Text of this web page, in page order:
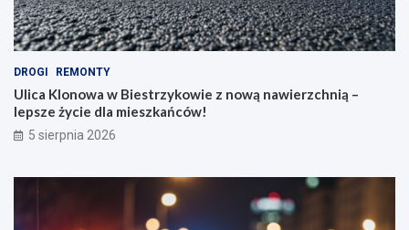
DROGI REMONTY
Ulica Klonowa w Biestrzykowie z nową nawierzchnią –
lepsze życie dla mieszkańców!
5 sierpnia 2026